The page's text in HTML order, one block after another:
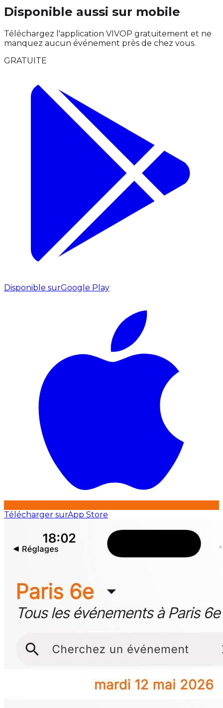
Disponible aussi sur mobile
Téléchargez l'application VIVOP gratuitement et ne
manquez aucun événement près de chez vous.
GRATUITE
Disponible surGoogle Play
Télécharger surApp Store